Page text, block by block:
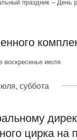
праздник – День
воскресенье июля.
суббота
цирка на